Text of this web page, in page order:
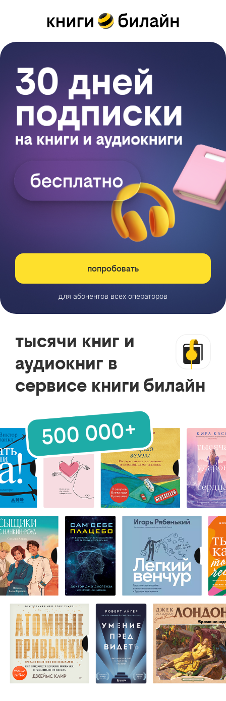
попробовать
для абонентов всех операторов
тысячи книг и
аудиокниг в
сервисе книги билайн